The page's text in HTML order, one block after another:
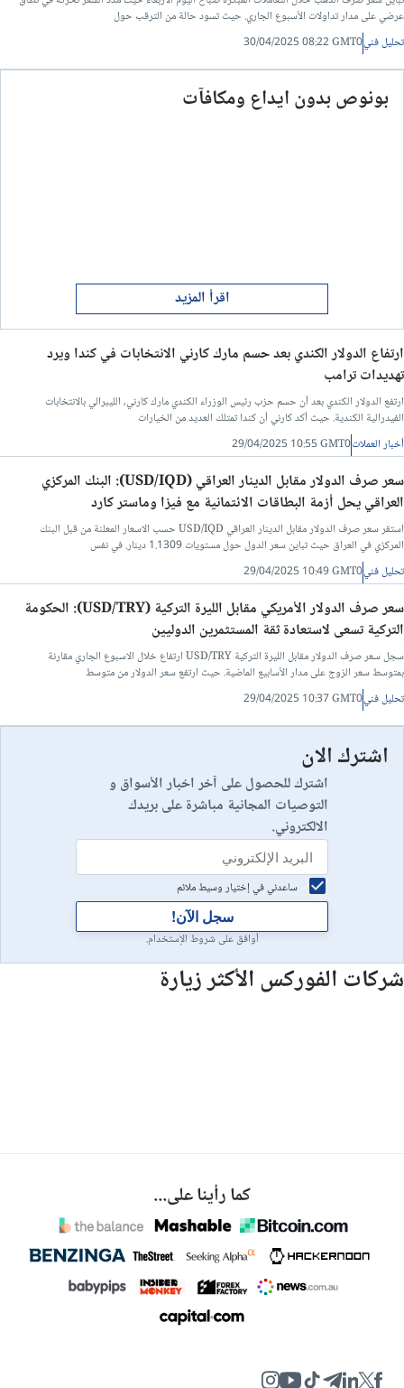
عرضي على مدار تداولات الأسبوع الجاري. حيث تسود حالة من الترقب حول
تحليل فني30/04/2025 08:22 GMT0
بونوص بدون ايداع ومكافآت
اقرأ المزيد
ارتفاع الدولار الكندي بعد حسم مارك كارني الانتخابات في كندا ويرد
تهديدات ترامب
ارتفع الدولار الكندي بعد أن حسم حزب رئيس الوزراء الكندي مارك كارني، الليبرالي بالانتخابات
الفيدرالية الكندية. حيث أكد كارني أن كندا تمتلك العديد من الخيارات
أخبار العملات29/04/2025 10:55 GMT0
سعر صرف الدولار مقابل الدينار العراقي (USD/IQD): البنك المركزي
العراقي يحل أزمة البطاقات الائتمانية مع فيزا وماستر كارد
استقر سعر صرف الدولار مقابل الدينار العراقي USD/IQD حسب الاسعار المعلنة من قبل البنك
المركزي في العراق حيث تباين سعر الدول حول مستويات 1.1309 دينار. في نفس
تحليل فني29/04/2025 10:49 GMT0
سعر صرف الدولار الأمريكي مقابل الليرة التركية (USD/TRY): الحكومة
التركية تسعى لاستعادة ثقة المستثمرين الدوليين
سجل سعر صرف الدولار مقابل الليرة التركية USD/TRY ارتفاع خلال الاسبوع الجاري مقارنة
بمتوسط سعر الزوج على مدار الأسابيع الماضية. حيث ارتفع سعر الدولار من متوسط
تحليل فني29/04/2025 10:37 GMT0
اشترك الان
اشترك للحصول على آخر اخبار الأسواق و
التوصيات المجانية مباشرة على بريدك
الالكتروني.
ساعدني في إختيار وسيط ملائم
سجل الآن!
أوافق على شروط الإستخدام.
شركات الفوركس الأكثر زيارة
كما رأينا على...